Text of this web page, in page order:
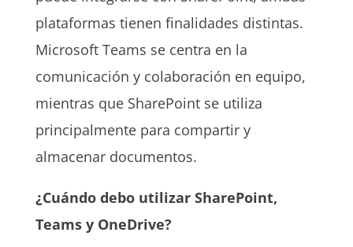
plataformas tienen finalidades distintas.
Microsoft Teams se centra en la
comunicación y colaboración en equipo,
mientras que SharePoint se utiliza
principalmente para compartir y
almacenar documentos.
¿Cuándo debo utilizar SharePoint,
Teams y OneDrive?